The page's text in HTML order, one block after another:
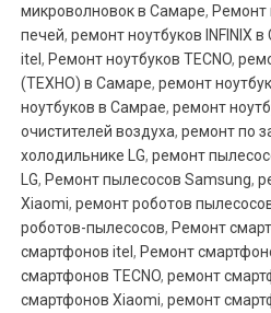
микроволновок в Самаре,Ремонт
печей,ремонт ноутбуков INFINIX
itel,Ремонт ноутбуков TECNO,
(ТЕХНО) в Самаре,ремонт
ноутбуков в Самрае,ремонт
очистителей воздуха,ремонт по
холодильнике LG,ремонт
LG,Ремонт пылесосов Samsung,
Xiaomi,ремонт роботов
роботов-пылесосов,Ремонт
смартфонов itel,Ремонт
смартфонов TECNO,ремонт
смартфонов Xiaomi,ремонт